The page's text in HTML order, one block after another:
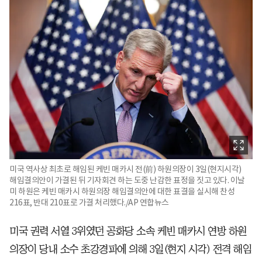
미국 역사상 최초로 해임된 케빈 매카시 전(前) 하원의장이 3일(현지시각)
해임결의안이 가결된 뒤 기자회견 하는 도중 난감한 표정을 짓고 있다. 이날
미 하원은 케빈 매카시 하원의장 해임결의안에 대한 표결을 실시해 찬성
216표, 반대 210표로 가결 처리했다./AP 연합뉴스
미국 권력 서열 3위였던 공화당 소속 케빈 매카시 연방 하원
의장이 당내 소수 초강경파에 의해 3일(현지 시각) 전격 해임